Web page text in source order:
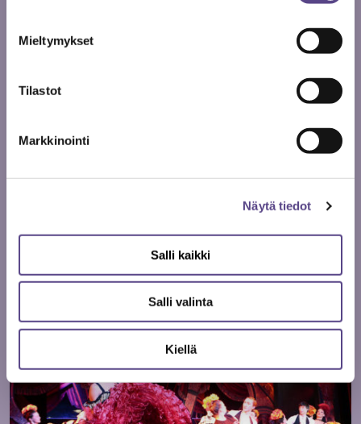
Mieltymykset
Tilastot
Markkinointi
Näytä tiedot
Salli kaikki
Salli valinta
Kiellä
Kirjoittaja on teatteriohjaaja ja Temen puheenjohtaja.
Aiheeseen liittyvät artikkelit